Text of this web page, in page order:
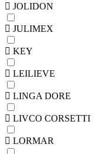
JOLIDON
JULIMEX
KEY
LEILIEVE
LINGA DORE
LIVCO CORSETTI
LORMAR